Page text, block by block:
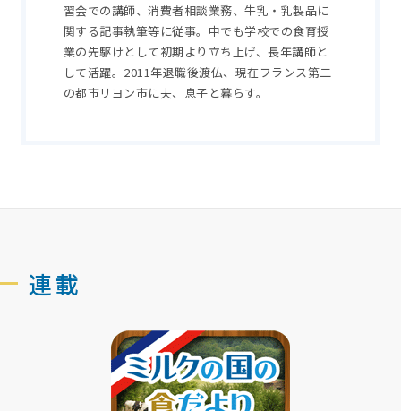
習会での講師、消費者相談業務、牛乳・乳製品に
関する記事執筆等に従事。中でも学校での食育授
業の先駆けとして初期より立ち上げ、長年講師と
して活躍。2011年退職後渡仏、現在フランス第二
の都市リヨン市に夫、息子と暮らす。
連載